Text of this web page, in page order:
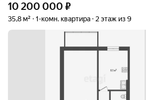
10 200 000 ₽
35,8 м² 1-комн. квартира 2 этаж из 9